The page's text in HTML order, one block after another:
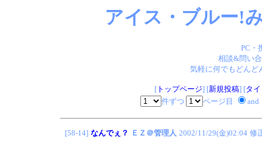
アイス・ブルー!
PC・
相談&問い
気軽に何でもどん
[トップページ] [新規投稿] [タ
件ずつ
ページ目 and
[58-14] なんでぇ？ ＥＺ＠管理人 2002/11/29(金)02:04 修